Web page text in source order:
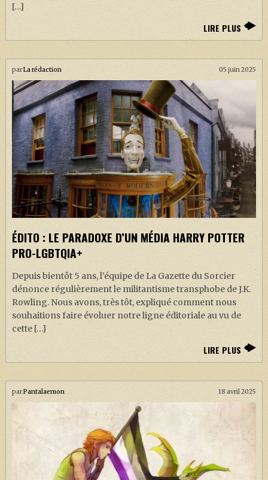
[…]
LIRE PLUS
parLa rédaction 05 juin 2025
ÉDITO : LE PARADOXE D’UN MÉDIA HARRY POTTER
PRO-LGBTQIA+
Depuis bientôt 5 ans, l’équipe de La Gazette du Sorcier
dénonce régulièrement le militantisme transphobe de J.K.
Rowling. Nous avons, très tôt, expliqué comment nous
souhaitions faire évoluer notre ligne éditoriale au vu de
cette […]
LIRE PLUS
parPantalaemon 18 avril 2025